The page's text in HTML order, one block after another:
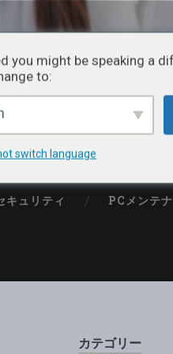
フトの
トやアプリをお届け
キュリティ PCメンテ
カテゴリー
you might be speaking a
to:
switch language